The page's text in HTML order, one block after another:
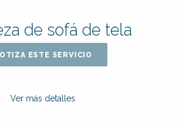
de sofá de tela
ESTE SERVICIO
Ver más detalles